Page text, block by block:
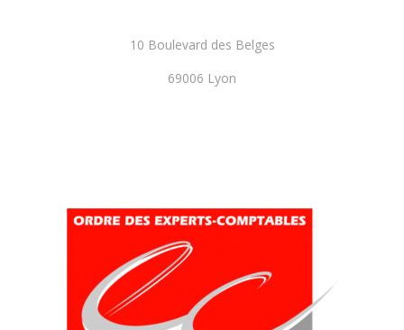
10 Boulevard des Belges
69006 Lyon